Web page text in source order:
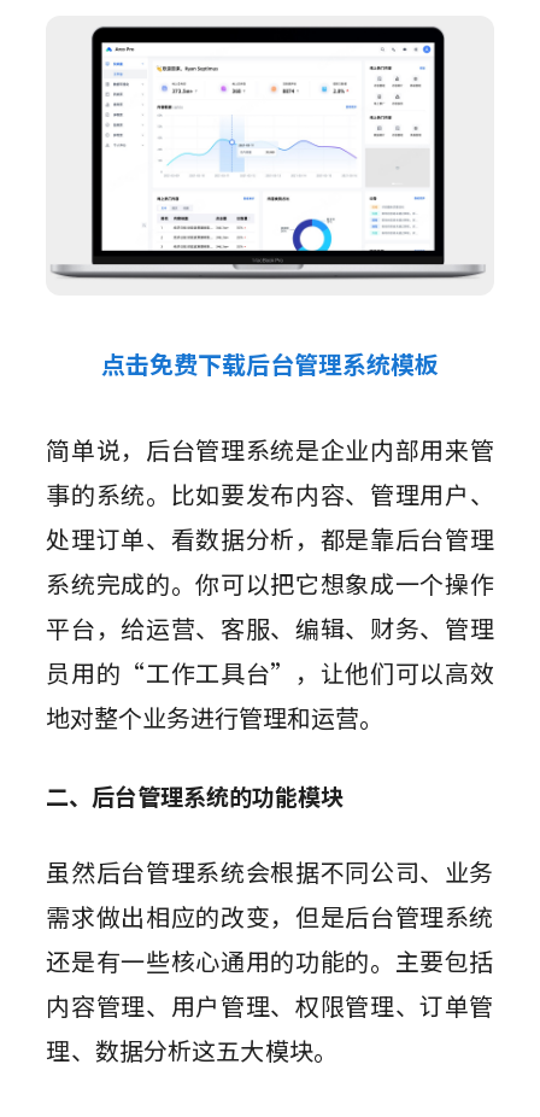
点击免费下载后台管理系统模板
简单说，后台管理系统是企业内部用来管
事的系统。比如要发布内容、管理用户、
处理订单、看数据分析，都是靠后台管理
系统完成的。你可以把它想象成一个操作
平台，给运营、客服、编辑、财务、管理
员用的“工作工具台”，让他们可以高效
地对整个业务进行管理和运营。
二、后台管理系统的功能模块
虽然后台管理系统会根据不同公司、业务
需求做出相应的改变，但是后台管理系统
还是有一些核心通用的功能的。主要包括
内容管理、用户管理、权限管理、订单管
理、数据分析这五大模块。